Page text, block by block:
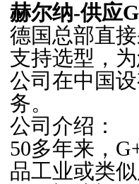
赫尔纳-供应
德国总部直
支持选型，
公司在中国
务。
公司介绍：
50多年来，
品工业或类